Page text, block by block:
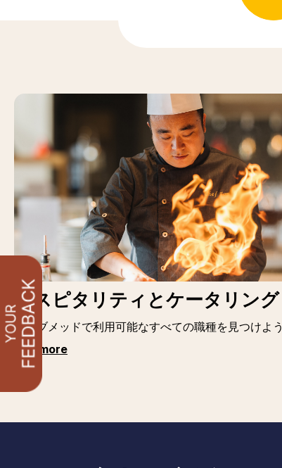
ホスピタリティとケータリング
クラブメッドで利用可能なすべての職種を見つけよう
See more